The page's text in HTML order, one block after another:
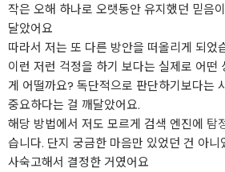
작은 오해 하나로 오랫동안 유지했던 믿음
달았어요
따라서 저는 또 다른 방안을 떠올리게 되었
이런 저런 걱정을 하기 보다는 실제로 어떤
게 어떨까요? 독단적으로 판단하기보다는
중요하다는 걸 깨달았어요.
해당 방법에서 저도 모르게 검색 엔진에 탐
습니다. 단지 궁금한 마음만 있었던 건 아
사숙고해서 결정한 거였어요